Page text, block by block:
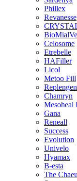
Phillex
Revanesse
Celosome
Etrebelle
HAFiller
Licol
Metoo Fill
Replengen
Chamryn
Gana
Reneall
Success
Evolution
Univelo
Hyamax
B-esta
The